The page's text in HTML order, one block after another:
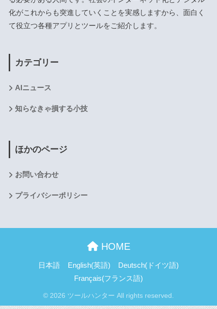
化がこれからも突進していくことを実感しますから、面白く
て役立つ各種アプリとツールをご紹介します。
カテゴリー
AIニュース
知らなきゃ損する小技
ほかのページ
お問い合わせ
プライバシーポリシー
HOME
日本語 English(英語) Deutsch( ドイツ語)
Français(フランス語)
© 2026 ツールハンター All rights reserved.